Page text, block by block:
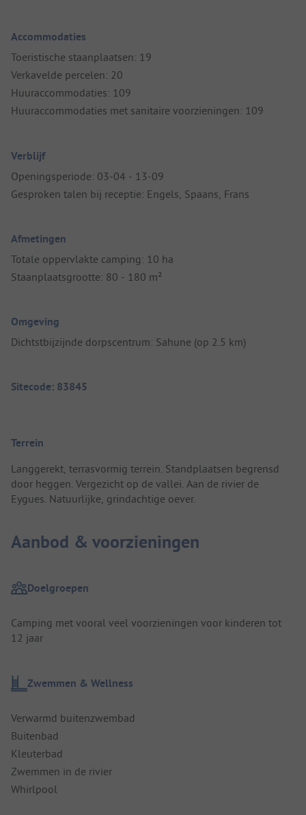
Accommodaties
Toeristische staanplaatsen: 19
Verkavelde percelen: 20
Huuraccommodaties: 109
Huuraccommodaties met sanitaire voorzieningen: 109
Verblijf
Openingsperiode: 03-04 - 13-09
Gesproken talen bij receptie: Engels, Spaans, Frans
Afmetingen
Totale oppervlakte camping: 10 ha
Staanplaatsgrootte: 80 - 180 m²
Omgeving
Dichtstbijzijnde dorpscentrum: Sahune (op 2.5 km)
Sitecode: 83845
Terrein
Langgerekt, terrasvormig terrein. Standplaatsen begrensd
door heggen. Vergezicht op de vallei. Aan de rivier de
Eygues. Natuurlijke, grindachtige oever.
Aanbod & voorzieningen
Doelgroepen
Camping met vooral veel voorzieningen voor kinderen tot
12 jaar
Zwemmen & Wellness
Verwarmd buitenzwembad
Buitenbad
Kleuterbad
Zwemmen in de rivier
Whirlpool